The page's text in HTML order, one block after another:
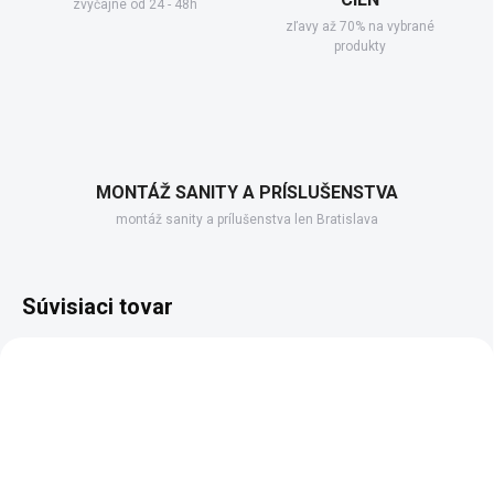
zvyčajne od 24 - 48h
zľavy až 70% na vybrané
produkty
MONTÁŽ SANITY A PRÍSLUŠENSTVA
montáž sanity a prílušenstva len Bratislava
Súvisiaci tovar